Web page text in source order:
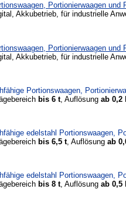
Portionierwaagen und
Akkubetrieb, für industrielle
Portionierwaagen und
Akkubetrieb, für industrielle
Portionswaagen,
bis 6 t, Auflösung ab 0,2
edelstahl Portionswaagen,
bis 6,5 t, Auflösung ab
edelstahl Portionswaagen,
bis 8 t, Auflösung ab 0,5